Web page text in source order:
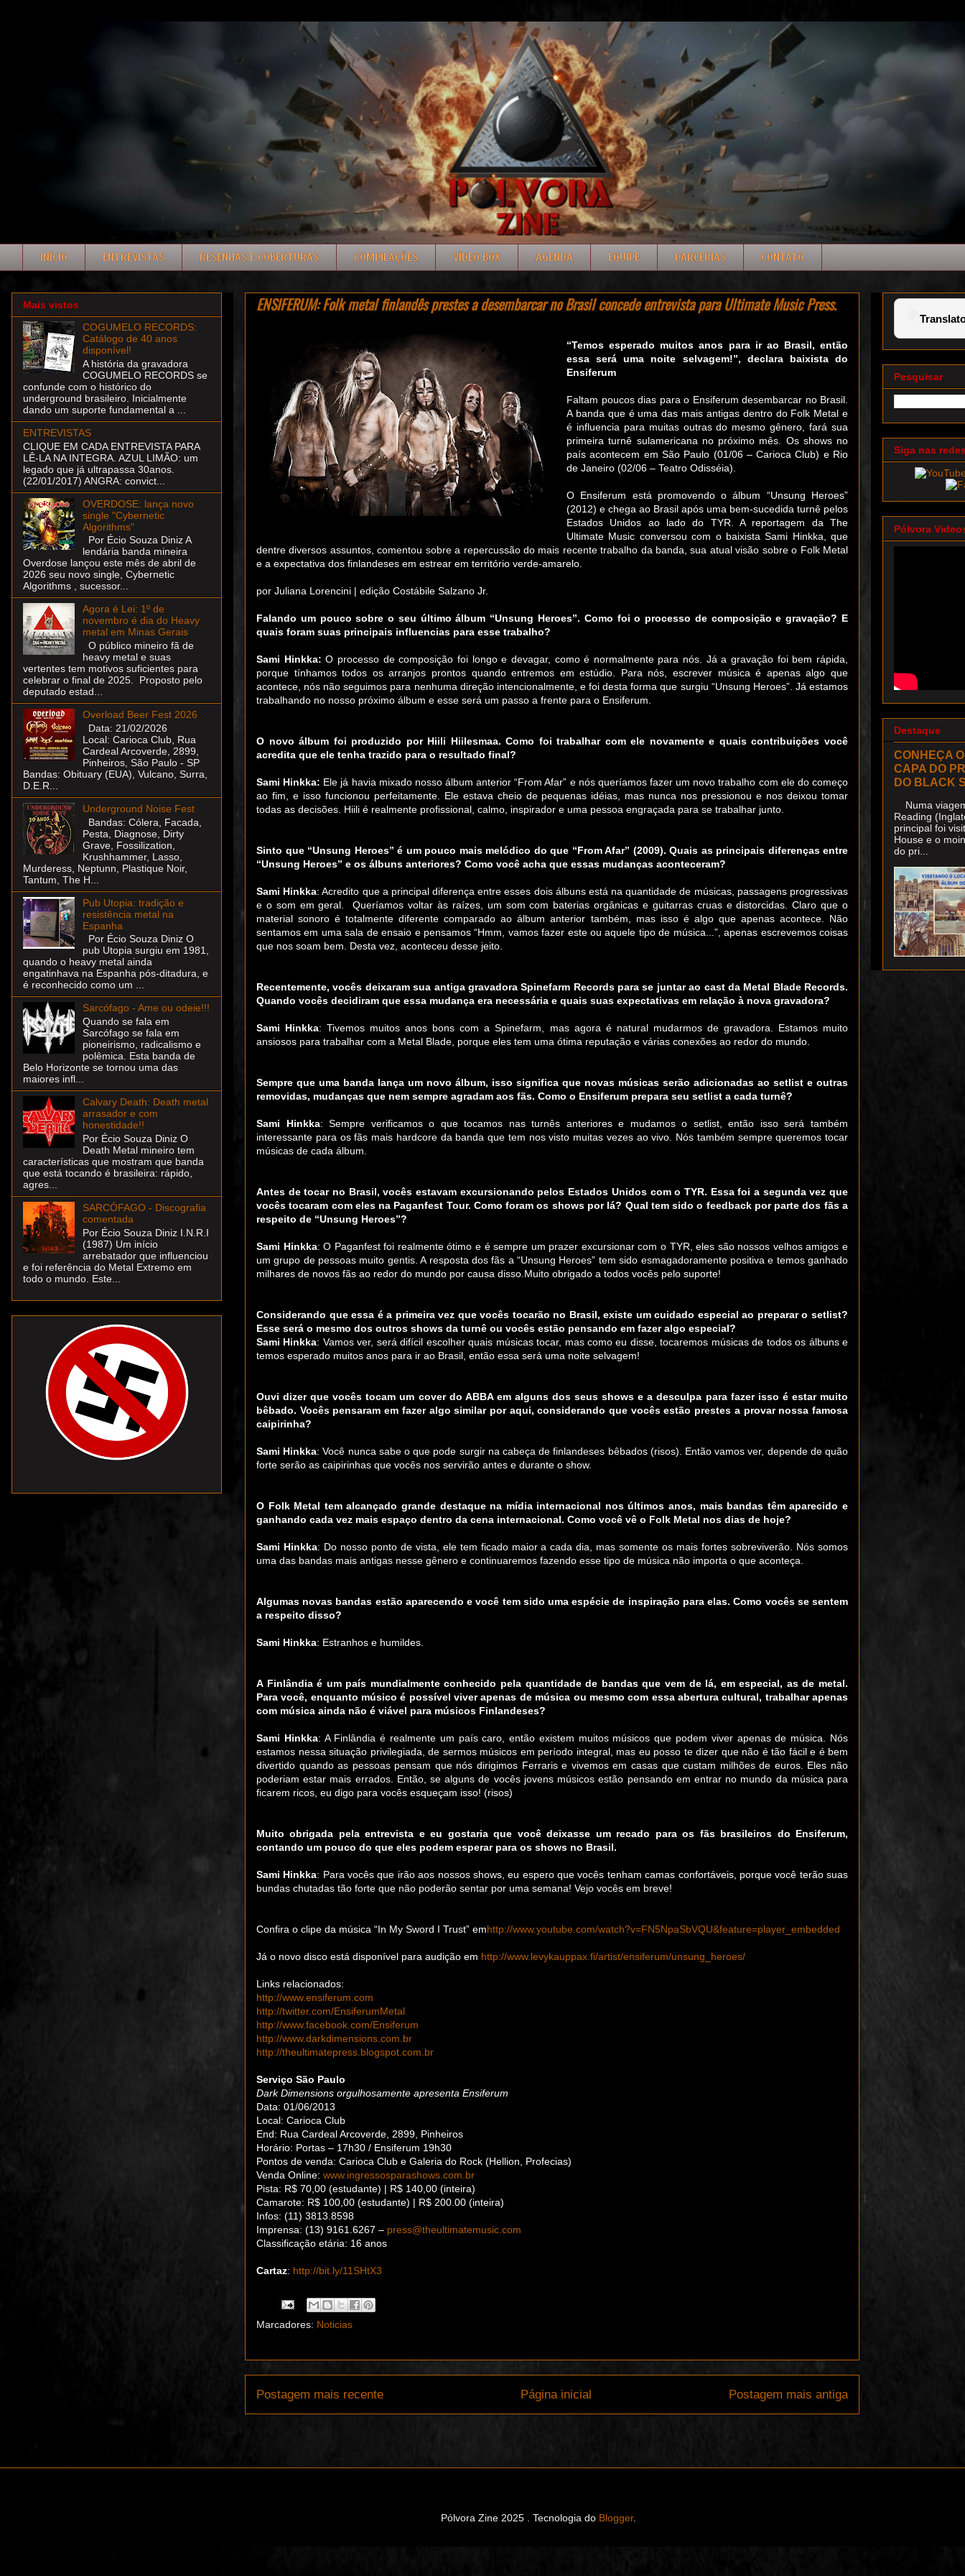
INÍCIO ENTREVISTAS RESENHAS E COBERTURAS COMPILAÇÕES VÍDEO BOX AGENDA EQUIPE PARCERIAS CONTATO
ENSIFERUM: Folk metal finlandês prestes a desembarcar no Brasil concede entrevista para Ultimate Music Press.
“Temos esperado muitos anos para ir ao Brasil, então
essa será uma noite selvagem!”, declara baixista do
Ensiferum
Faltam poucos dias para o Ensiferum desembarcar no Brasil.
A banda que é uma das mais antigas dentro do Folk Metal e
é influencia para muitas outras do mesmo gênero, fará sua
primeira turnê sulamericana no próximo mês. Os shows no
país acontecem em São Paulo (01/06 – Carioca Club) e Rio
de Janeiro (02/06 – Teatro Odisséia).
O Ensiferum está promovendo o álbum “Unsung Heroes”
(2012) e chega ao Brasil após uma bem-sucedida turnê pelos
Estados Unidos ao lado do TYR. A reportagem da The
Ultimate Music conversou com o baixista Sami Hinkka, que
dentre diversos assuntos, comentou sobre a repercussão do mais recente trabalho da banda, sua atual visão sobre o Folk Metal
e a expectativa dos finlandeses em estrear em território verde-amarelo.
por Juliana Lorencini | edição Costábile Salzano Jr.
Falando um pouco sobre o seu último álbum “Unsung Heroes”. Como foi o processo de composição e gravação? E
quais foram suas principais influencias para esse trabalho?
Sami Hinkka:O processo de composição foi longo e devagar, como é normalmente para nós. Já a gravação foi bem rápida,
porque tínhamos todos os arranjos prontos quando entremos em estúdio. Para nós, escrever música é apenas algo que
acontece, nós não seguimos para nenhuma direção intencionalmente, e foi desta forma que surgiu “Unsung Heroes”. Já estamos
trabalhando no nosso próximo álbum e esse será um passo a frente para o Ensiferum.
O novo álbum foi produzido por Hiili Hiilesmaa. Como foi trabalhar com ele novamente e quais contribuições você
acredita que ele tenha trazido para o resultado final?
Sami Hinkka: Ele já havia mixado nosso álbum anterior “From Afar” e nós queríamos fazer um novo trabalho com ele do começo
ao fim, e isso funcionou perfeitamente. Ele estava cheio de pequenas idéias, mas nunca nos pressionou e nos deixou tomar
todas as decisões. Hiili é realmente profissional, calmo, inspirador e uma pessoa engraçada para se trabalhar junto.
Sinto que “Unsung Heroes” é um pouco mais melódico do que “From Afar” (2009). Quais as principais diferenças entre
“Unsung Heroes” e os álbuns anteriores? Como você acha que essas mudanças aconteceram?
Sami Hinkka: Acredito que a principal diferença entre esses dois álbuns está na quantidade de músicas, passagens progressivas
e o som em geral. Queríamos voltar às raízes, um som com baterias orgânicas e guitarras cruas e distorcidas. Claro que o
material sonoro é totalmente diferente comparado ao álbum anterior também, mas isso é algo que apenas acontece. Não
sentamos em uma sala de ensaio e pensamos “Hmm, vamos fazer este ou aquele tipo de música...”, apenas escrevemos coisas
que nos soam bem. Desta vez, aconteceu desse jeito.
Recentemente, vocês deixaram sua antiga gravadora Spinefarm Records para se juntar ao cast da Metal Blade Records.
Quando vocês decidiram que essa mudança era necessária e quais suas expectativas em relação à nova gravadora?
Sami Hinkka: Tivemos muitos anos bons com a Spinefarm, mas agora é natural mudarmos de gravadora. Estamos muito
ansiosos para trabalhar com a Metal Blade, porque eles tem uma ótima reputação e várias conexões ao redor do mundo.
Sempre que uma banda lança um novo álbum, isso significa que novas músicas serão adicionadas ao setlist e outras
removidas, mudanças que nem sempre agradam aos fãs. Como o Ensiferum prepara seu setlist a cada turnê?
Sami Hinkka: Sempre verificamos o que tocamos nas turnês anteriores e mudamos o setlist, então isso será também
interessante para os fãs mais hardcore da banda que tem nos visto muitas vezes ao vivo. Nós também sempre queremos tocar
músicas de cada álbum.
Antes de tocar no Brasil, vocês estavam excursionando pelos Estados Unidos com o TYR. Essa foi a segunda vez que
vocês tocaram com eles na Paganfest Tour. Como foram os shows por lá? Qual tem sido o feedback por parte dos fãs a
respeito de “Unsung Heroes”?
Sami Hinkka: O Paganfest foi realmente ótimo e é sempre um prazer excursionar com o TYR, eles são nossos velhos amigos e
um grupo de pessoas muito gentis. A resposta dos fãs a “Unsung Heroes” tem sido esmagadoramente positiva e temos ganhado
milhares de novos fãs ao redor do mundo por causa disso.Muito obrigado a todos vocês pelo suporte!
Considerando que essa é a primeira vez que vocês tocarão no Brasil, existe um cuidado especial ao preparar o setlist?
Esse será o mesmo dos outros shows da turnê ou vocês estão pensando em fazer algo especial?
Sami Hinkka: Vamos ver, será difícil escolher quais músicas tocar, mas como eu disse, tocaremos músicas de todos os álbuns e
temos esperado muitos anos para ir ao Brasil, então essa será uma noite selvagem!
Ouvi dizer que vocês tocam um cover do ABBA em alguns dos seus shows e a desculpa para fazer isso é estar muito
bêbado. Vocês pensaram em fazer algo similar por aqui, considerando que vocês estão prestes a provar nossa famosa
caipirinha?
Sami Hinkka: Você nunca sabe o que pode surgir na cabeça de finlandeses bêbados (risos). Então vamos ver, depende de quão
forte serão as caipirinhas que vocês nos servirão antes e durante o show.
O Folk Metal tem alcançado grande destaque na mídia internacional nos últimos anos, mais bandas têm aparecido e
ganhando cada vez mais espaço dentro da cena internacional. Como você vê o Folk Metal nos dias de hoje?
Sami Hinkka: Do nosso ponto de vista, ele tem ficado maior a cada dia, mas somente os mais fortes sobreviverão. Nós somos
uma das bandas mais antigas nesse gênero e continuaremos fazendo esse tipo de música não importa o que aconteça.
Algumas novas bandas estão aparecendo e você tem sido uma espécie de inspiração para elas. Como vocês se sentem
a respeito disso?
Sami Hinkka: Estranhos e humildes.
A Finlândia é um país mundialmente conhecido pela quantidade de bandas que vem de lá, em especial, as de metal.
Para você, enquanto músico é possível viver apenas de música ou mesmo com essa abertura cultural, trabalhar apenas
com música ainda não é viável para músicos Finlandeses?
Sami Hinkka: A Finlândia é realmente um país caro, então existem muitos músicos que podem viver apenas de música. Nós
estamos nessa situação privilegiada, de sermos músicos em período integral, mas eu posso te dizer que não é tão fácil e é bem
divertido quando as pessoas pensam que nós dirigimos Ferraris e vivemos em casas que custam milhões de euros. Eles não
poderiam estar mais errados. Então, se alguns de vocês jovens músicos estão pensando em entrar no mundo da música para
ficarem ricos, eu digo para vocês esqueçam isso! (risos)
Muito obrigada pela entrevista e eu gostaria que você deixasse um recado para os fãs brasileiros do Ensiferum,
contando um pouco do que eles podem esperar para os shows no Brasil.
Sami Hinkka: Para vocês que irão aos nossos shows, eu espero que vocês tenham camas confortáveis, porque você terão suas
bundas chutadas tão forte que não poderão sentar por uma semana! Vejo vocês em breve!
Confira o clipe da música “In My Sword I Trust” emhttp://www.youtube.com/watch?v=FN5NpaSbVQU&feature=player_embedded
Já o novo disco está disponível para audição em http://www.levykauppax.fi/artist/ensiferum/unsung_heroes/
Links relacionados:
http://www.ensiferum.com
http://twitter.com/EnsiferumMetal
http://www.facebook.com/Ensiferum
http://www.darkdimensions.com.br
http://theultimatepress.blogspot.com.br
Serviço São Paulo
Dark Dimensions orgulhosamente apresenta Ensiferum
Data: 01/06/2013
Local: Carioca Club
End: Rua Cardeal Arcoverde, 2899, Pinheiros
Horário: Portas – 17h30 / Ensiferum 19h30
Pontos de venda: Carioca Club e Galeria do Rock (Hellion, Profecias)
Venda Online: www.ingressosparashows.com.br
Pista: R$ 70,00 (estudante) | R$ 140,00 (inteira)
Camarote: R$ 100,00 (estudante) | R$ 200.00 (inteira)
Infos: (11) 3813.8598
Imprensa: (13) 9161.6267 – press@theultimatemusic.com
Classificação etária: 16 anos
Cartaz: http://bit.ly/11SHtX3
Marcadores: Noticias
Postagem mais recente Postagem mais antiga
Página inicial
Mais vistos
COGUMELO RECORDS:
Catálogo de 40 anos
disponível!
A história da gravadora
COGUMELO RECORDS se
confunde com o histórico do
underground brasileiro. Inicialmente
dando um suporte fundamental a ...
ENTREVISTAS
CLIQUE EM CADA ENTREVISTA PARA
LÊ-LA NA INTEGRA. AZUL LIMÃO: um
legado que já ultrapassa 30anos.
(22/01/2017) ANGRA: convict...
OVERDOSE: lança novo
single "Cybernetic
Algorithms"
Por Écio Souza Diniz A
lendária banda mineira
Overdose lançou este mês de abril de
2026 seu novo single, Cybernetic
Algorithms , sucessor...
Agora é Lei: 1º de
novembro é dia do Heavy
metal em Minas Gerais
O público mineiro fã de
heavy metal e suas
vertentes tem motivos suficientes para
celebrar o final de 2025. Proposto pelo
deputado estad...
Overload Beer Fest 2026
Data: 21/02/2026
Local: Carioca Club, Rua
Cardeal Arcoverde, 2899,
Pinheiros, São Paulo - SP
Bandas: Obituary (EUA), Vulcano, Surra,
D.E.R...
Underground Noise Fest
Bandas: Cólera, Facada,
Pesta, Diagnose, Dirty
Grave, Fossilization,
Krushhammer, Lasso,
Murderess, Neptunn, Plastique Noir,
Tantum, The H...
Pub Utopia: tradição e
resistência metal na
Espanha
Por Écio Souza Diniz O
pub Utopia surgiu em 1981,
quando o heavy metal ainda
engatinhava na Espanha pós-ditadura, e
é reconhecido como um ...
Sarcófago - Ame ou odeie!!!
Quando se fala em
Sarcófago se fala em
pioneirismo, radicalismo e
polêmica. Esta banda de
Belo Horizonte se tornou uma das
maiores infl...
Calvary Death: Death metal
arrasador e com
honestidade!!
Por Écio Souza Diniz O
Death Metal mineiro tem
características que mostram que banda
que está tocando é brasileira: rápido,
agres...
SARCÓFAGO - Discografia
comentada
Por Écio Souza Diniz I.N.R.I
(1987) Um início
arrebatador que influenciou
e foi referência do Metal Extremo em
todo o mundo. Este...
Pesquisar
Siga nas
Pólvora
Destaque
CONHEÇA
CAPA DO
DO BLACK
Numa
Reading
principal foi
House e o
do pri...
Pólvora Zine 2025 . Tecnologia do Blogger.